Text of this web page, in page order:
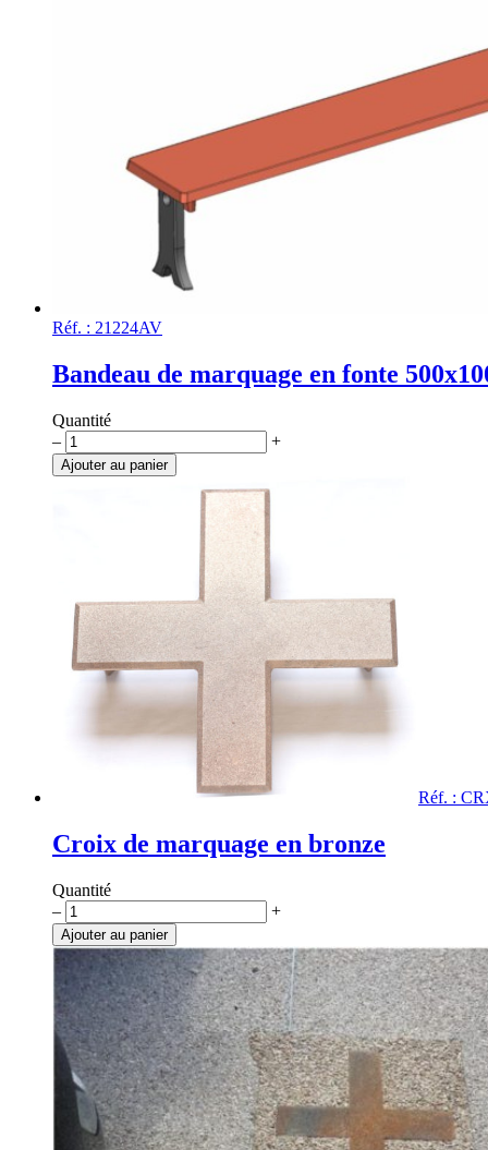
Réf. : 21224AV
Bandeau de marquage en fonte
Quantité
quantité
de
Bandeau
– +
Ajouter au panier
Réf. :
Croix de marquage en bronze
Quantité
quantité
de
Croix
marquage
en
bronze
– +
Ajouter au panier